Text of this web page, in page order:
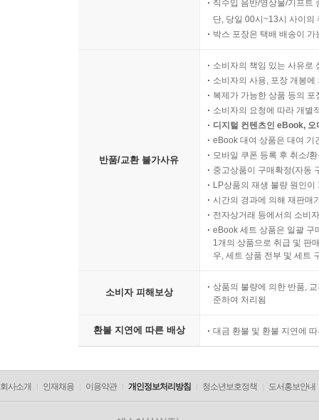
직수입 음반/영상물/기프트
단, 당일 00시~13시 사이의
박스 포장은 택배 배송이
반품/교환 불가사유
소비자의 책임 있는 사유로
소비자의 사용, 포장 개봉
복제가 가능한 상품 등의
소비자의 요청에 따라 개별
디지털 컨텐츠인 eBook,
eBook 대여 상품은 대여 기
모바일 쿠폰 등록 후 취소/
중고상품이 구매확정(자동
LP상품의 재생 불량 원인
시간의 경과에 의해 재판매
전자상거래 등에서의 소비
eBook 세트 상품은 일괄 구
1개의 상품으로 취급 및 판
우, 세트 상품 전부 및 세트
소비자 피해보상
상품의 불량에 의한 반품,
준하여 처리됨
환불 지연에 따른 배상 대금 환불 및 환불 지연에
회사소개 인재채용 이용약관 개인정보처리방침 청소년보호정책 도서홍보안내